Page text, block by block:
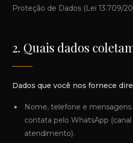
Proteção de Dados (Lei 13.709/
2. Quais dados
Dados que você nos fornece
Nome, telefone e
contata pelo WhatsApp (canal
atendimento).